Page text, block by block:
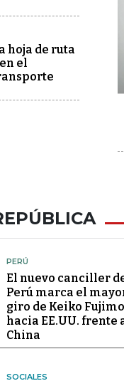
hoja de ruta
el
PERÚ
El nuevo canciller
Perú marca el
giro de Keiko
hacia EE.UU. frente
China
SOCIALES